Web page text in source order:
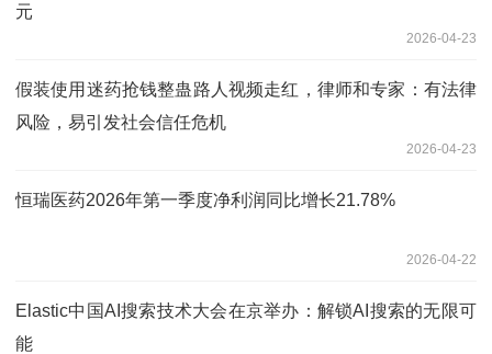
元
2026-04-23
假装使用迷药抢钱整蛊路人视频走红，律师和专家：有法律
风险，易引发社会信任危机
2026-04-23
恒瑞医药2026年第一季度净利润同比增长21.78%
2026-04-22
​Elastic中国AI搜索技术大会在京举办：解锁AI搜索的无限可
能